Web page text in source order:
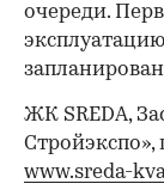
очереди.
эксплуатацию
ЖК SREDA,
Стройэкспо»,
www.sreda-